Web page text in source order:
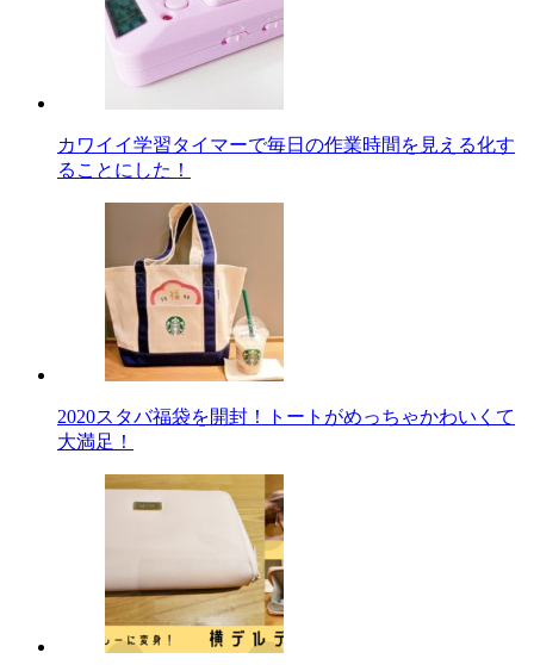
カワイイ学習タイマーで毎日の作業時間を見える化す
ることにした！
2020スタバ福袋を開封！トートがめっちゃかわいくて
大満足！